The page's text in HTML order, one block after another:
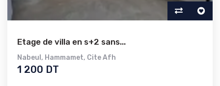
Etage de villa en s+2 sans...
Nabeul , Hammamet, Cite Afh
1 200 DT